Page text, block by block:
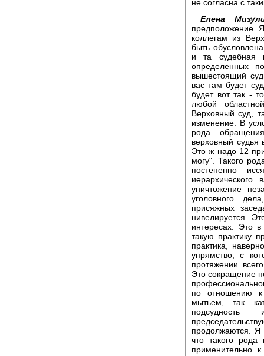
не согласна с
Елена
предположение.
коллегам из
быть
и та судебная
определенных
вышестоящий
вас там будет
будет вот так -
любой
Верховный суд,
изменение. В
рода
верховный судья
Это ж надо 12
могу". Такого
постепенно
уничтожение
уголовного
присяжных
нивелируется.
интересах. Это
такую практику
практика,
упрямство, с
протяжении
Это сокращение
по отношению
мытьем, так
продолжаются.
что такого рода
применительно